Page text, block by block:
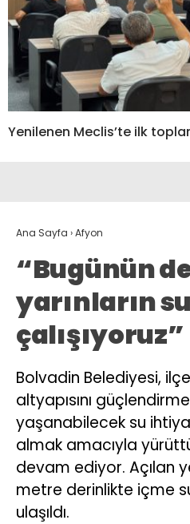
Yenilenen Meclis’te ilk
Ana Sayfa ›Afyon
“Bugünün
yarınların
çalışıyoruz”
Bolvadin Belediyesi,
altyapısını
yaşanabilecek su
almak amacıyla
devam ediyor. Açılan
metre derinlikte içme
ulaşıldı.